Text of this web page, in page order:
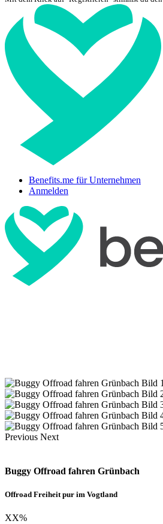
Benefits.me für Unternehmen
Anmelden
Previous Next
Buggy Offroad fahren Grünbach
Offroad Freiheit pur im Vogtland
XX%